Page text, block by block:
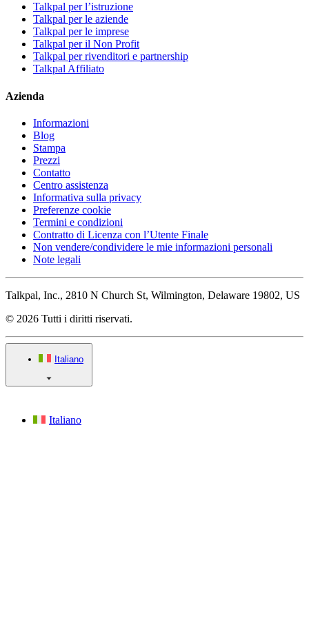
Talkpal per l’istruzione
Talkpal per le aziende
Talkpal per le imprese
Talkpal per il Non Profit
Talkpal per rivenditori e partnership
Talkpal Affiliato
Azienda
Informazioni
Blog
Stampa
Prezzi
Contatto
Centro assistenza
Informativa sulla privacy
Preferenze cookie
Termini e condizioni
Contratto di Licenza con l’Utente Finale
Non vendere/condividere le mie informazioni personali
Note legali
Talkpal, Inc., 2810 N Church St, Wilmington, Delaware 19802, US
© 2026 Tutti i diritti riservati.
Italiano
Italiano